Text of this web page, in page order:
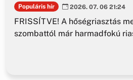
Populáris hír 2026. 07. 06 21:24
FRISSÍTVE! A hőségriasztás
szombattól már harmadfokú